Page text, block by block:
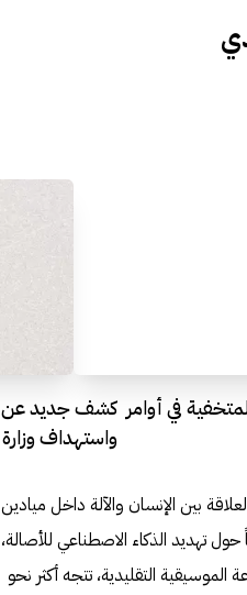
في أوامر
واستهداف وزارة
بين الإنسان والآلة داخل ميادين
حول تهديد الذكاء الاصطناعي للأصالة،
الموسيقية التقليدية، تتجه أكثر نحو